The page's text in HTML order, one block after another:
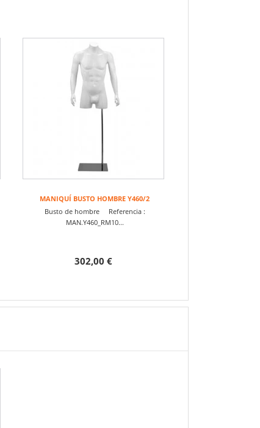
MANIQUÍ BUSTO HOMBRE Y460/2
Busto de hombre Referencia :
MAN.Y460_RM10...
302,00 €